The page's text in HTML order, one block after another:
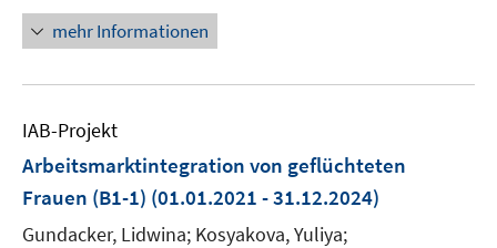
mehr Informationen
IAB-Projekt
Arbeitsmarktintegration von geflüchteten
Frauen (B1-1) (01.01.2021 - 31.12.2024)
Gundacker, Lidwina; Kosyakova, Yuliya;